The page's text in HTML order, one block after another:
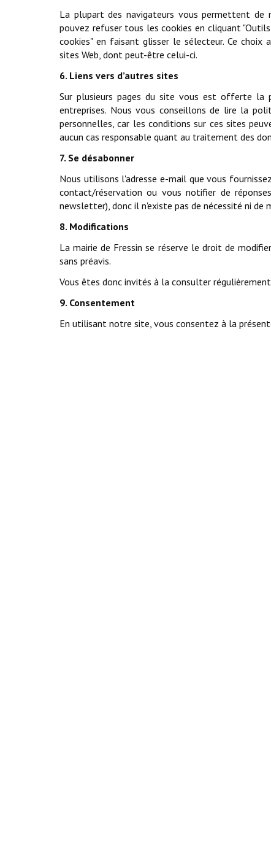
La plupart des navigateurs vous permettent de
pouvez refuser tous les cookies en cliquant
cookies" en faisant glisser le sélecteur. Ce choix
sites Web, dont peut-être celui-ci.
6. Liens vers d’autres sites
Sur plusieurs pages du site vous est offerte la
entreprises. Nous vous conseillons de lire la
personnelles, car les conditions sur ces sites
aucun cas responsable quant au traitement des
7. Se désabonner
Nous utilisons l'adresse e-mail que vous
contact/réservation ou vous notifier de
newsletter), donc il n'existe pas de nécessité ni de
8. Modifications
La mairie de Fressin se réserve le droit de
sans préavis.
Vous êtes donc invités à la consulter
9. Consentement
En utilisant notre site, vous consentez à la